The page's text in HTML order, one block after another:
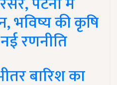
भविष्य की कृषि
रणनीति
बारिश का